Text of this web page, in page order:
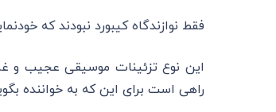
فقط نوازندگاه کیبورد نبودند که
این نوع تزئینات موسیقی عجیب و
راهی است برای این که به خواننده